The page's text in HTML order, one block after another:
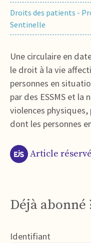
Droits des patients -
Sentinelle
Une circulaire en
le droit à la vie
personnes en
par des ESSMS et la
violences
dont les personnes
Article
Déjà abonné
Identifiant